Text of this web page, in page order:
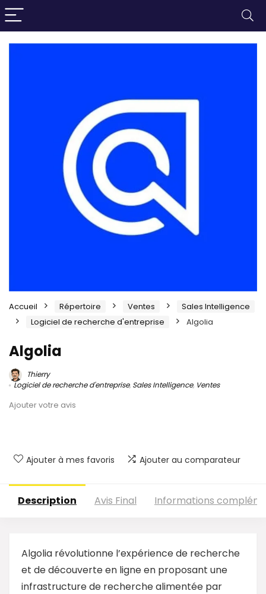
Accueil Répertoire Ventes
Sales Intelligence
Logiciel de recherche d'entreprise
Algolia
Algolia
Thierry
Logiciel de recherche d'entreprise, Sales Intelligence, Ventes
Ajouter votre avis
Ajouter à mes favoris Ajouter au comparateur
Description Avis Final Informations
Algolia révolutionne l’expérience de recherche
et de découverte en ligne en proposant une
infrastructure de recherche alimentée par